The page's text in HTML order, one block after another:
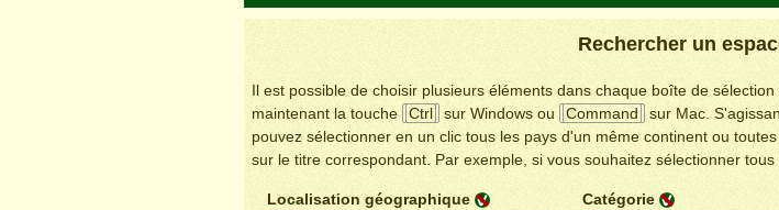
Rechercher un
Il est possible de choisir plusieurs éléments dans chaque boîte de
maintenant la touche
Ctrl sur Windows ou Command
sur Mac.
pouvez sélectionner en un clic tous les pays d'un même continent ou
sur le titre correspondant. Par exemple, si vous souhaitez sélectionner
Localisation géographique Catégorie